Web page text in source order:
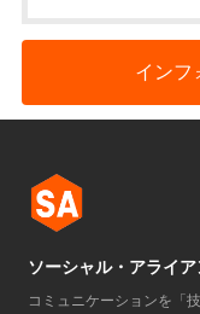
インフ
ソーシャル・アライ
コミュニケーションを「